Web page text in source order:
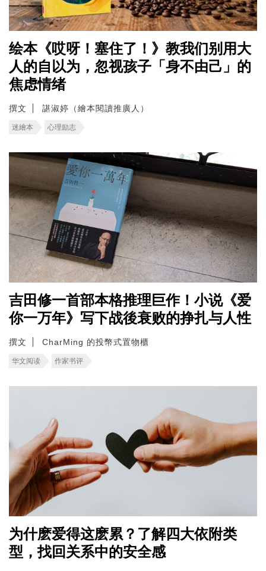
绘本《哎呀！塞住了！》教我们别用大
人的自以为，忽视孩子「身不由己」的
焦虑情绪
撰文 諶淑婷（繪本閱讀推廣人）
迷繪本 心理励志
吉田修一首部本格推理巨作！小说《爱
你一万年》写下战後衰败的挣扎与人性
撰文 CharMing 的投幣式置物櫃
华文阅读 作家书评
为什麽爱得这麽累？了解四大依附类
型，找回关系中的安全感